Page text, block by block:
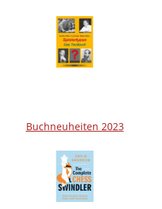
Buchneuheiten 2023